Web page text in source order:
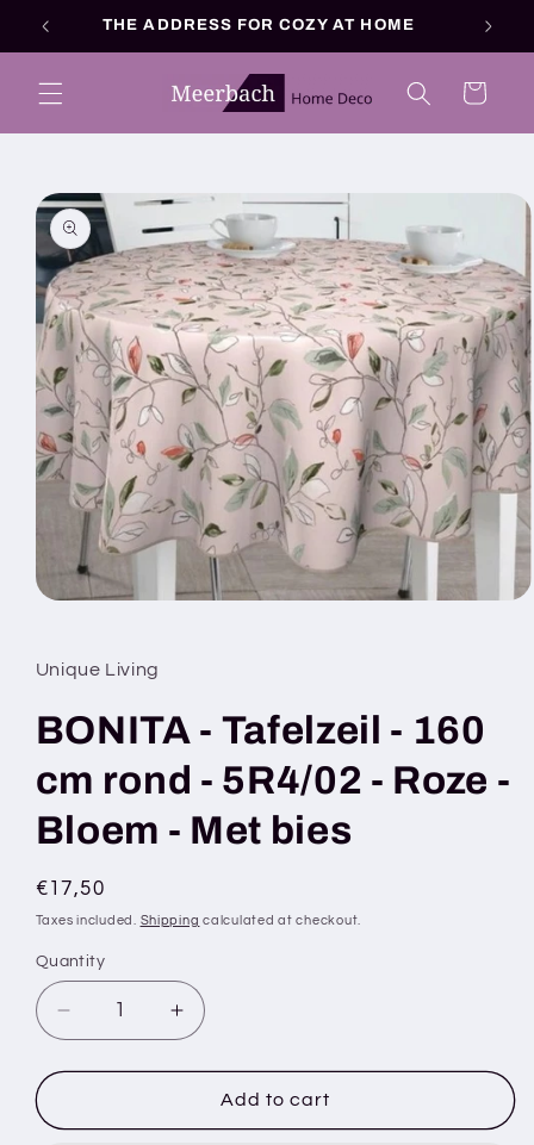
Skip to
THE ADDRESS FOR COZY AT HOME
Cart
Skip to
product
information
in
modal
Unique Living
BONITA - Tafelzeil - 160
cm rond - 5R4/02 - Roze -
Bloem - Met bies
Regular
price
€17,50
Taxes included. Shipping calculated at checkout.
Quantity
Decrease
quantity
for
-
Increase
quantity
for
BONITA
-
Add to cart